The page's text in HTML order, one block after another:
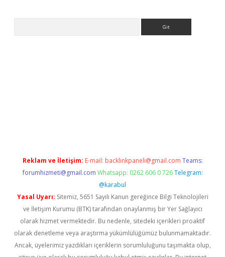
Reklam ve İletişim: E-mail: backlinkpaneli@gmail.com Teams:
forumhizmeti@gmail.com Whatsapp: 0262 606 0 726 Telegram:
@karabul
Yasal Uyarı: Sitemiz, 5651 Sayılı Kanun gereğince Bilgi Teknolojileri
ve İletişim Kurumu (BTK) tarafından onaylanmış bir Yer Sağlayıcı
olarak hizmet vermektedir. Bu nedenle, sitedeki içerikleri proaktif
olarak denetleme veya araştırma yükümlülüğümüz bulunmamaktadır.
Ancak, üyelerimiz yazdıkları içeriklerin sorumluluğunu taşımakta olup,